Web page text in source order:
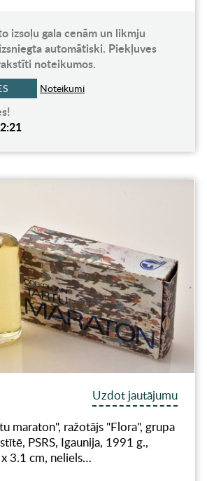
izsoļu gala cenām un likmju
automātiski. Piekļuves
noteikumos.
Noteikumi
Uzdot jautājumu
maraton", ražotājs "Flora", grupa
PSRS, Igaunija, 1991 g.,
3.1 cm, neliels…